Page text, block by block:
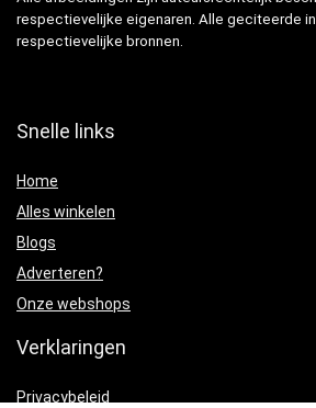
respectievelijke eigenaren. Alle geciteerde
respectievelijke bronnen.
Snelle links
Home
Alles winkelen
Blogs
Adverteren?
Onze webshops
Verklaringen
Privacybeleid